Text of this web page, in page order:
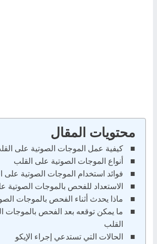
محتويات المقال
كيفية عمل الموجات الصوتية على
أنواع الموجات الصوتية على القلب
فوائد استخدام الموجات الصوتية على
الاستعداد للفحص بالموجات الصوتية
ماذا يحدث أثناء الفحص بالموجات
ما يمكن توقعه بعد الفحص بالموجات
القلب
الحالات التي تستدعي إجراء الإيكو